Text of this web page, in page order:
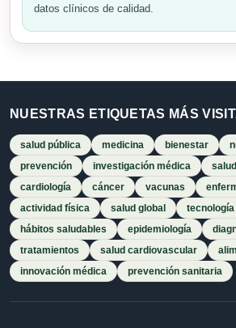
datos clínicos de calidad.
NUESTRAS ETIQUETAS MÁS
salud pública medicina bienestar
prevención
investigación médica
cardiología
cáncer vacunas
actividad física
salud global
hábitos saludables
epidemiología
tratamientos
salud cardiovascular
innovación médica
prevención sanitaria